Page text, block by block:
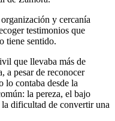
y cercanía
testimonios que
tiene sentido.
que llevaba más de
a pesar de reconocer
lo contaba desde la
la pereza, el bajo
dificultad de convertir una